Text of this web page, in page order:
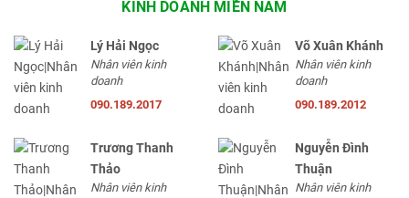
KINH DOANH MIỀN NAM
Lý Hải Ngọc
Nhân viên kinh
doanh
090.189.2017
Võ Xuân Khánh
Nhân viên kinh
doanh
090.189.2012
Trương Thanh
Thảo
Nhân viên kinh
Nguyễn Đình
Thuận
Nhân viên kinh